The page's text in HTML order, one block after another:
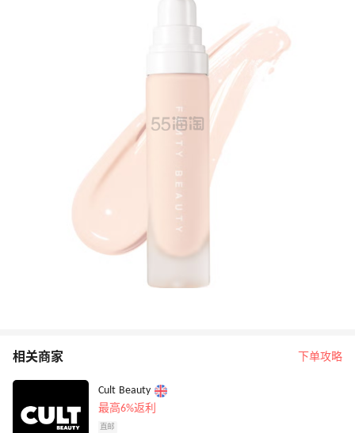
相关商家 下单攻略
Cult Beauty
最高6%返利
直邮